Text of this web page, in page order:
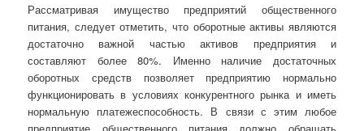
Рассматривая имущество предприятий общественного
питания, следует отметить, что оборотные активы являются
достаточно важной частью активов предприятия и
составляют более 80%. Именно наличие достаточных
оборотных средств позволяет предприятию нормально
функционировать в условиях конкурентного рынка и иметь
нормальную платежеспособность. В связи с этим любое